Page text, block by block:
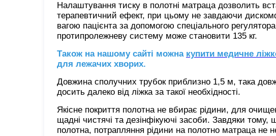
Налаштування тиску в полотні матраца дозволить
терапевтичний ефект, при цьому не завдаючи
вагою пацієнта за допомогою спеціального
протипролежневу систему може становити 135 кг.
Також на нашому сайті можна купити медичне
для лежачих хворих.
Довжина сполучних трубок приблизно 1,5 м, така
досить далеко від ліжка за такої необхідності.
Якісне покриття полотна не вбирає рідини, для
щадні чистячі та дезінфікуючі засоби. Завдяки тому,
полотна, потрапляння рідини на полотно матраца не